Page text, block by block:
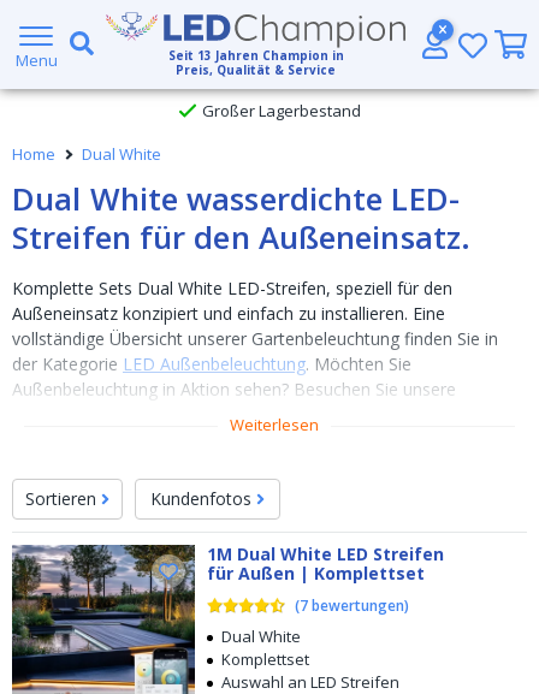
Menu Seit 13 Jahren Champion in
Preis, Qualität & Service
5 Jahre Garantie
Großer Lagerbestand
Kostenloser Versand ab € 49,- (DHL)
Heute bestellt, am selben Tag verschickt
Home Dual White
Dual White wasserdichte LED-
Streifen für den Außeneinsatz.
Komplette Sets Dual White LED-Streifen, speziell für den
Außeneinsatz konzipiert und einfach zu installieren. Eine
vollständige Übersicht unserer Gartenbeleuchtung finden Sie in
der Kategorie LED Außenbeleuchtung. Möchten Sie
Außenbeleuchtung in Aktion sehen? Besuchen Sie unsere
und sehen Sie die schönen Ergebnisse anderer
Weiterlesen
Sortieren Kundenfotos
1M Dual White LED Streifen
für Außen | Komplettset
(7bewertungen)
Dual White
Komplettset
Auswahl an LED Streifen